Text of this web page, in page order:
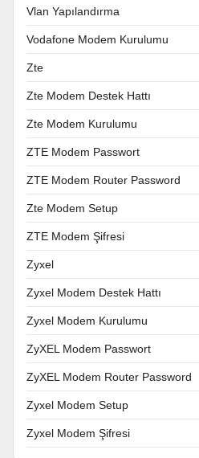
Vlan Yapılandırma
Vodafone Modem Kurulumu
Zte
Zte Modem Destek Hattı
Zte Modem Kurulumu
ZTE Modem Passwort
ZTE Modem Router Password
Zte Modem Setup
ZTE Modem Şifresi
Zyxel
Zyxel Modem Destek Hattı
Zyxel Modem Kurulumu
ZyXEL Modem Passwort
ZyXEL Modem Router Password
Zyxel Modem Setup
Zyxel Modem Şifresi